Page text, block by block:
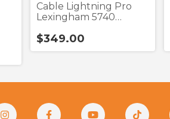
Cable Lightning Pro
Lexingham 5740
$349.00